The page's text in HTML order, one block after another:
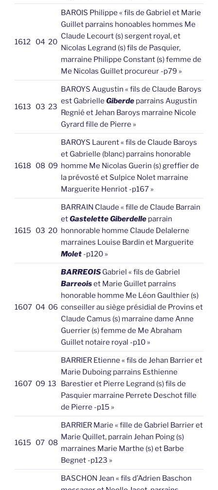
1612 04 20
BAROIS Philippe « fils de Gabriel et Marie
Guillet parrains honoables hommes Me
Claude Lecourt (s) sergent royal, et
Nicolas Legrand (s) fils de Pasquier,
marraine Philippe Constant (s) femme de
Me Nicolas Guillet procureur -p79 »
1613 03 23
BAROYS Augustin « fils de Claude Baroys
est Gabrielle Giberde parrains Augustin
Regnié et Jehan Baroys marraine Nicole
Gyrard fille de Pierre »
1618 08 09
BAROYS Laurent « fils de Claude Baroys
et Gabrielle (blanc) parrains honorable
homme Me Nicolas Guerin (s) greffier de
la prévosté et Sulpice Nolet marraine
Marguerite Henriot -p167 »
1615 03 20
BARRAIN Claude « fille de Claude Barrain
etGastelette Giberdelle parrain
honnorable homme Claude Delalerne
marraines Louise Bardin et Marguerite
Molet -p120 »
1607 04 06
BARREOIS Gabriel « fils de Gabriel
Barreoiset Marie Guillet parrains
honorable homme Me Léon Gaulthier (s)
conseiller au siège présidial de Provins et
Claude Camus (s) marraine dame Anne
Guerrier (s) femme de Me Abraham
Guillet notaire royal -p10 »
1607 09 13
BARRIER Etienne « fils de Jehan Barrier et
Marie Duboing parrains Esthienne
Barestier et Pierre Legrand (s) fils de
Pasquier marraine Perrete Deschot fille
de Pierre -p15 »
1615 07 08
BARRIER Marie « fille de Gabriel Barrier et
Marie Quillet, parrain Jehan Poing (s)
marraines Marie Marthe (s) et Barbe
Begnet -p123 »
BASCHON Jean « fils d’Adrien Baschon